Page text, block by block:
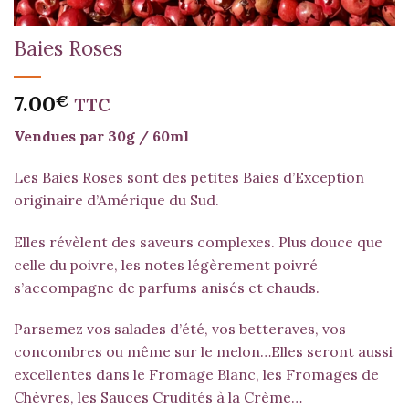
Baies Roses
7.00€ TTC
Vendues par 30g / 60ml
Les Baies Roses sont des petites Baies d’Exception
originaire d’Amérique du Sud.
Elles révèlent des saveurs complexes. Plus douce que
celle du poivre, les notes légèrement poivré
s’accompagne de parfums anisés et chauds.
Parsemez vos salades d’été, vos betteraves, vos
concombres ou même sur le melon…Elles seront aussi
excellentes dans le Fromage Blanc, les Fromages de
Chèvres, les Sauces Crudités à la Crème…